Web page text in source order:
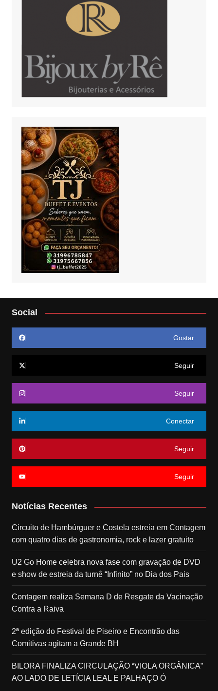
Social
Gostar
Seguir
Seguir
Conectar
Seguir
Seguir
Notícias Recentes
Circuito de Hambúrguer e Costela estreia em Contagem
com quatro dias de gastronomia, rock e lazer gratuito
U2 Go Home celebra nova fase com gravação de DVD
e show de estreia da turnê “Infinito” no Dia dos Pais
Contagem realiza Semana D de Resgate da Vacinação
Contra a Raiva
2ª edição do Festival de Piseiro e Encontrão das
Comitivas agitam a Grande BH
BILORA FINALIZA CIRCULAÇÃO “VIOLA ORGÂNICA”
AO LADO DE LETÍCIA LEAL E PALHAÇO Ó